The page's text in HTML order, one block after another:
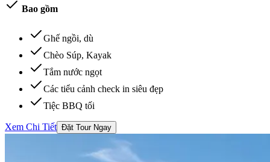
Bao gồm
Ghế ngồi, dù
Chèo Súp, Kayak
Tắm nước ngọt
Các tiểu cảnh check in siêu đẹp
Tiệc BBQ tối
Xem Chi Tiết Đặt Tour Ngay